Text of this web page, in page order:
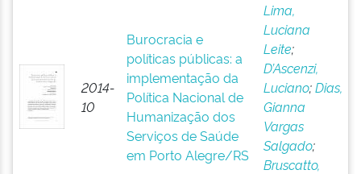
2014-
10
Burocracia e
políticas públicas: a
implementação da
Política Nacional de
Humanização dos
Serviços de Saúde
em Porto Alegre/RS
Lima,
Luciana
Leite;
D’Ascenzi,
Luciano;Dias,
Gianna
Vargas
Salgado;
Bruscatto,